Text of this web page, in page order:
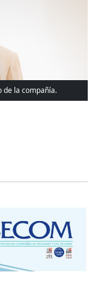
de la compañía.